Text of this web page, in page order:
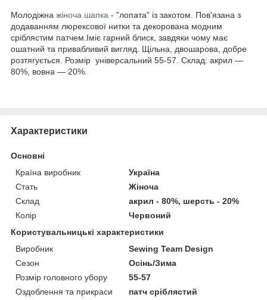
Молодіжна жіноча шапка - "лопата" із закотом. Пов'язана з
додаванням люрексової нитки та декорована модним
сріблястим патчем.Іміє гарний блиск, завдяки чому має
ошатний та привабливий вигляд. Щільна, двошарова, добре
розтягується. Розмір універсальний 55-57. Склад: акрил —
80%, вовна — 20%.
Характеристики
Основні
Країна виробник
Україна
Стать
Жіноча
Склад
акрил - 80%, шерсть - 20%
Колір
Червоний
Користувальницькі характеристики
Виробник
Sewing Team Design
Сезон
Осінь/Зима
Розмір головного убору
55-57
Оздоблення та прикраси
патч сріблястий